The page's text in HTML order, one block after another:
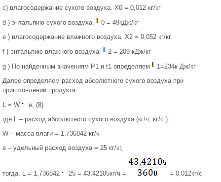
с) влагосодержание сухого воздуха. Х0 = 0,012 кг/кг
d ) энтальпию сухого воздуха.
0 = 49кДж/кг
е ) влагосодержание влажного воздуха. Х2 = 0,052 кг/кг
f ) энтальпию влажного воздуха.
2 = 209 кДж/кг
g ) По найденным значениям P1 и t1 определяем
1=234к Дж/кг
Далее определяем расход абсолютного сухого воздуха при
приготовлении продукта:
L = W
e, (8)
где L – расход абсолютного сухого воздуха (кг/ч, кг/c ):
W – масса влаги = 1,736842 кг/ч
е – удельный расход воздуха = 25 кг/кг,
тогда, L = 1,736842 25 = 43,42105кг/ч =
= 0,012кг/с